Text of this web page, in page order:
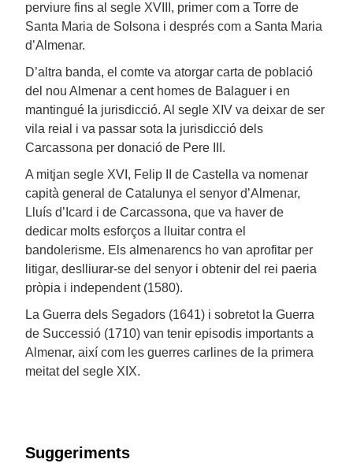
perviure fins al segle XVIII, primer com a Torre de
Santa Maria de Solsona i després com a Santa Maria
d’Almenar.
D’altra banda, el comte va atorgar carta de població
del nou Almenar a cent homes de Balaguer i en
mantingué la jurisdicció. Al segle XIV va deixar de ser
vila reial i va passar sota la jurisdicció dels
Carcassona per donació de Pere III.
A mitjan segle XVI, Felip II de Castella va nomenar
capità general de Catalunya el senyor d’Almenar,
Lluís d’Icard i de Carcassona, que va haver de
dedicar molts esforços a lluitar contra el
bandolerisme. Els almenarencs ho van aprofitar per
litigar, deslliurar-se del senyor i obtenir del rei paeria
pròpia i independent (1580).
La Guerra dels Segadors (1641) i sobretot la Guerra
de Successió (1710) van tenir episodis importants a
Almenar, així com les guerres carlines de la primera
meitat del segle XIX.
Suggeriments